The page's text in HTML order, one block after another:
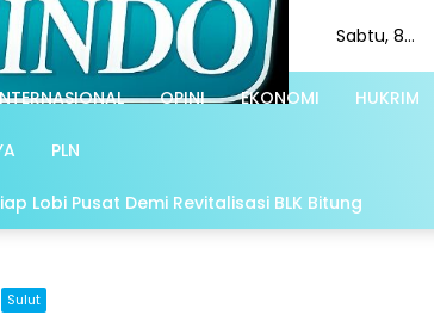
Sabtu, 8
OPINI EKONOMI HUKRIM
PLN
Lobi Pusat Demi Revitalisasi BLK Bitung
Sulut